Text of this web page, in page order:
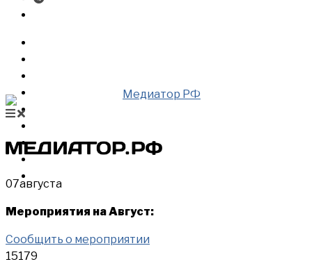
ВИДЕО
07августа
Мероприятия на Август:
Сообщить о мероприятии
15179